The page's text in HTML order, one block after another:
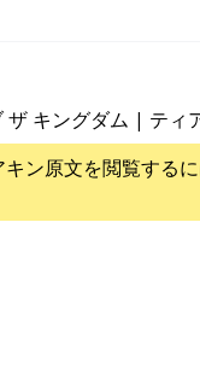
キングダム | ティ
キン原文を閲覧する